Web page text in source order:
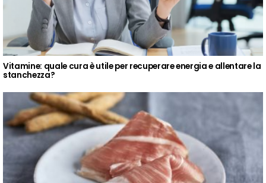
Vitamine: quale cura è utile per recuperare energia e allentare la
stanchezza?